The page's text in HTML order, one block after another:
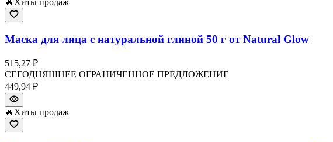
Маска для лица с натуральной глиной 50 г от Natural Glow
515,27 ₽
СЕГОДНЯШНЕЕ ОГРАНИЧЕННОЕ ПРЕДЛОЖЕНИЕ
449,94 ₽
🔥 Хиты продаж